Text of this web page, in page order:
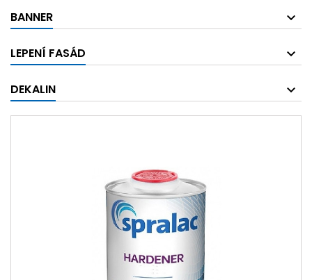
BANNER
LEPENÍ FASÁD
DEKALIN